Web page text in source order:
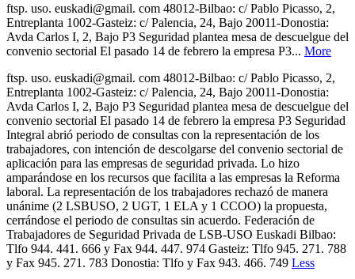
ftsp. uso. euskadi@gmail. com 48012-Bilbao: c/ Pablo Picasso, 2,
Entreplanta 1002-Gasteiz: c/ Palencia, 24, Bajo 20011-Donostia:
Avda Carlos I, 2, Bajo P3 Seguridad plantea mesa de descuelgue del
convenio sectorial El pasado 14 de febrero la empresa P3... More
ftsp. uso. euskadi@gmail. com 48012-Bilbao: c/ Pablo Picasso, 2,
Entreplanta 1002-Gasteiz: c/ Palencia, 24, Bajo 20011-Donostia:
Avda Carlos I, 2, Bajo P3 Seguridad plantea mesa de descuelgue del
convenio sectorial El pasado 14 de febrero la empresa P3 Seguridad
Integral abrió periodo de consultas con la representación de los
trabajadores, con intención de descolgarse del convenio sectorial de
aplicación para las empresas de seguridad privada. Lo hizo
amparándose en los recursos que facilita a las empresas la Reforma
laboral. La representación de los trabajadores rechazó de manera
unánime (2 LSBUSO, 2 UGT, 1 ELA y 1 CCOO) la propuesta,
cerrándose el periodo de consultas sin acuerdo. Federación de
Trabajadores de Seguridad Privada de LSB-USO Euskadi Bilbao:
Tlfo 944. 441. 666 y Fax 944. 447. 974 Gasteiz: Tlfo 945. 271. 788
y Fax 945. 271. 783 Donostia: Tlfo y Fax 943. 466. 749 Less